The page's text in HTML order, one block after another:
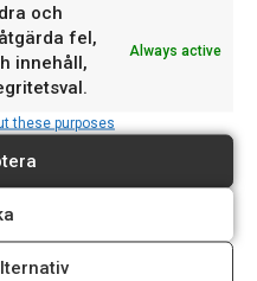
och
fel,
innehåll,
Always active
these purposes
IT-baserade system
inom den svenska